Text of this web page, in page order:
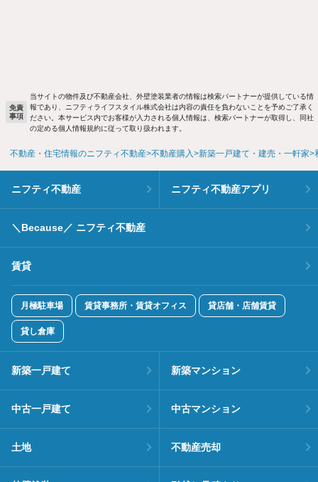
免責
事項
当サイトの物件及び不動産会社、外壁塗装業者の情報は検索パートナーが提供している情
報であり、ニフティライフスタイル株式会社は内容の責任を負わないことを予めご了承く
ださい。本サービス内でお客様が入力される個人情報は、検索パートナーが取得し、同社
の定める個人情報規約に従って取り扱われます。
不動産・住宅情報のニフティ不動産 不動産購入 新築一戸建て・建売・一軒家
ニフティ不動産 ニフティ不動産アプリ
＼Because／ ニフティ不動産
賃貸
月極駐車場 賃貸事務所・賃貸オフィス 貸店舗・店舗賃貸
貸し倉庫
新築一戸建て 新築マンション
中古一戸建て 中古マンション
土地 不動産売却